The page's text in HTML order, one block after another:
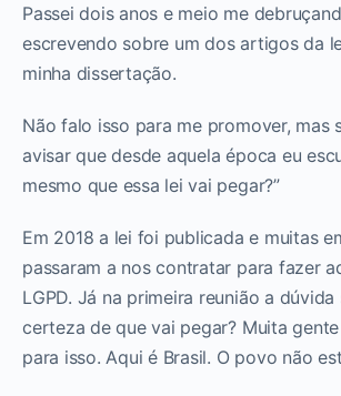
Passei dois anos e meio me
escrevendo sobre um dos artigos da
minha dissertação.
Não falo isso para me promover, mas
avisar que desde aquela época eu
mesmo que essa lei vai pegar?”
Em 2018 a lei foi publicada e muitas
passaram a nos contratar para fazer
LGPD. Já na primeira reunião a dúvida
certeza de que vai pegar? Muita
para isso. Aqui é Brasil. O povo não